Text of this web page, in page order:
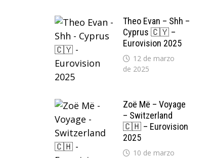
Theo Evan – Shh –
Cyprus 🇨🇾 –
Eurovision 2025
12 de marzo
de 2025
Zoë Më – Voyage
– Switzerland
🇨🇭 – Eurovision
2025
10 de marzo